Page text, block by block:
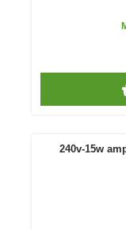
240v-15w